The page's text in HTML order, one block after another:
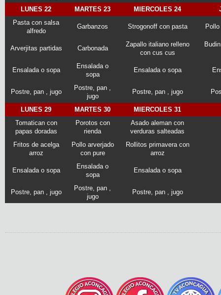
LUNES 22
MARTES 23 MIERCOLES 24
Pasta con salsa
alfredo
Garbanzos Strogonoff con pasta
Arverjitas partidas Carbonada
Zapallo italiano relleno
con cus cus
Ensalada o sopa
Ensalada o
sopa
Ensalada o sopa
Postre, pan , jugo
Postre, pan ,
jugo
Postre, pan , jugo
LUNES 29 MARTES 30
MIERCOLES 31
Tomatican con
papas doradas
Porotos con
rienda
Asado aleman con
verduras salteadas
Fritos de acelga
arroz
Pollo arverjado
con pure
Rollitos primavera con
arroz
Ensalada o sopa
Ensalada o
sopa
Ensalada o sopa
Postre, pan , jugo
Postre, pan ,
jugo
Postre, pan , jugo